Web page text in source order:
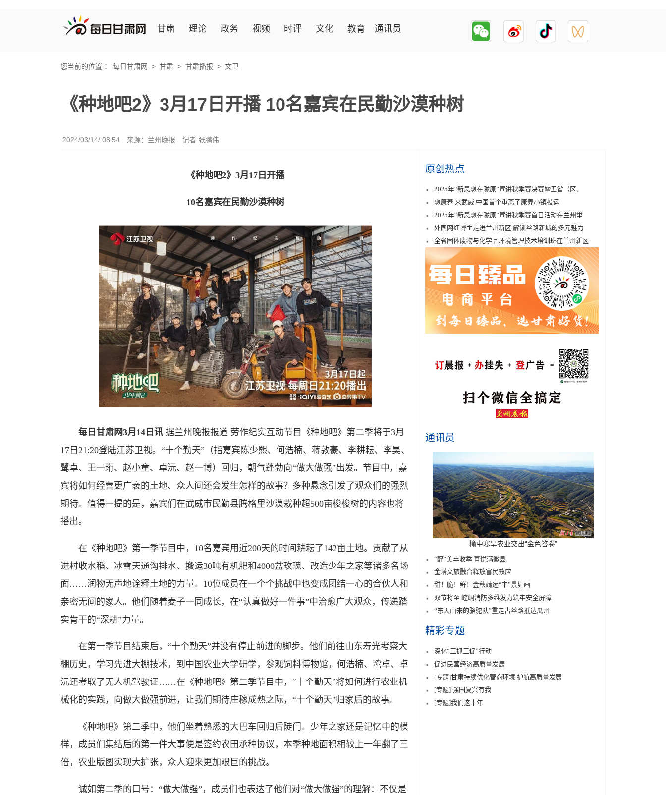
甘肃 理论 政务 视频 时评 文化 教育 通讯员
您当前的位置 ： 每日甘肃网 > 甘肃 > 甘肃播报 > 文卫
《种地吧2》3月17日开播 10名嘉宾在民勤沙漠种树
2024/03/14/ 08:54 来源：兰州晚报 记者 张鹏伟
《种地吧2》3月17日开播
10名嘉宾在民勤沙漠种树
每日甘肃网3月14日讯 据兰州晚报报道 劳作纪实互动节目《种地吧》第二季将于3月
17日21:20登陆江苏卫视。“十个勤天”（指嘉宾陈少熙、何浩楠、蒋敦豪、李耕耘、李昊、
鹭卓、王一珩、赵小童、卓沅、赵一博）回归，朝气蓬勃向“做大做强”出发。节目中，嘉
宾将如何经营更广袤的土地、众人间还会发生怎样的故事？多种悬念引发了观众们的强烈
期待。值得一提的是，嘉宾们在武威市民勤县腾格里沙漠栽种超500亩梭梭树的内容也将
播出。
在《种地吧》第一季节目中，10名嘉宾用近200天的时间耕耘了142亩土地。贡献了从
进村收水稻、冰雪天通沟排水、搬运30吨有机肥和4000盆玫瑰、改造少年之家等诸多名场
面……润物无声地诠释土地的力量。10位成员在一个个挑战中也变成团结一心的合伙人和
亲密无间的家人。他们随着麦子一同成长，在“认真做好一件事”中治愈广大观众，传递踏
实肯干的“深耕”力量。
在第一季节目结束后，“十个勤天”并没有停止前进的脚步。他们前往山东寿光考察大
棚历史，学习先进大棚技术，到中国农业大学研学，参观饲料博物馆，何浩楠、鹭卓、卓
沅还考取了无人机驾驶证……在《种地吧》第二季节目中，“十个勤天”将如何进行农业机
械化的实践，向做大做强前进，让我们期待庄稼成熟之际，“十个勤天”归家后的故事。
《种地吧》第二季中，他们坐着熟悉的大巴车回归后陡门。少年之家还是记忆中的模
样，成员们集结后的第一件大事便是签约农田承种协议，本季种地面积相较上一年翻了三
倍，农业版图实现大扩张，众人迎来更加艰巨的挑战。
诚如第二季的口号：“做大做强”，成员们也表达了他们对“做大做强”的理解：不仅是
原创热点
2025年“新思想在陇原”宣讲秋季赛决赛暨五省（区、
想康养 来武威 中国首个重离子康养小镇投运
2025年“新思想在陇原”宣讲秋季赛首日活动在兰州举
外国网红博主走进兰州新区 解锁丝路新城的多元魅力
全省固体废物与化学品环境管理技术培训班在兰州新区
通讯员
榆中寒旱农业交出“金色答卷”
“醉”美丰收季 喜悦满徽县
金塔文旅融合释放富民效应
甜！脆！鲜！金秋靖远“丰”景如画
双节将至 崆峒消防多维发力筑牢安全屏障
“东天山来的骆驼队”重走古丝路抵达瓜州
精彩专题
深化“三抓三促”行动
促进民营经济高质量发展
[专题]甘肃持续优化营商环境 护航高质量发展
[专题] 强国复兴有我
[专题]我们这十年